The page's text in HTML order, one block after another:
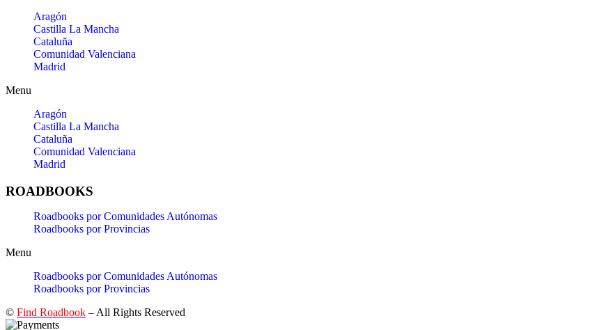
Aragón
Castilla La Mancha
Cataluña
Comunidad Valenciana
Madrid
Menu
Aragón
Castilla La Mancha
Cataluña
Comunidad Valenciana
Madrid
ROADBOOKS
Roadbooks por Comunidades Autónomas
Roadbooks por Provincias
Menu
Roadbooks por Comunidades Autónomas
Roadbooks por Provincias
© Find Roadbook – All Rights Reserved